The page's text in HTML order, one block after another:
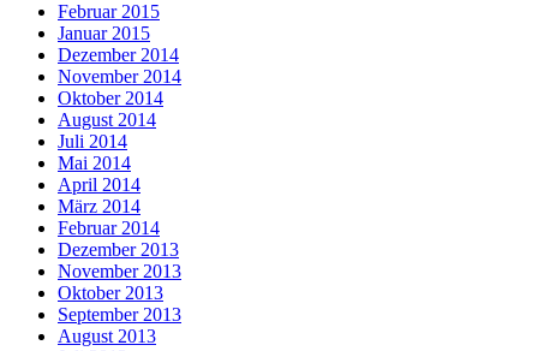
Februar 2015
Januar 2015
Dezember 2014
November 2014
Oktober 2014
August 2014
Juli 2014
Mai 2014
April 2014
März 2014
Februar 2014
Dezember 2013
November 2013
Oktober 2013
September 2013
August 2013